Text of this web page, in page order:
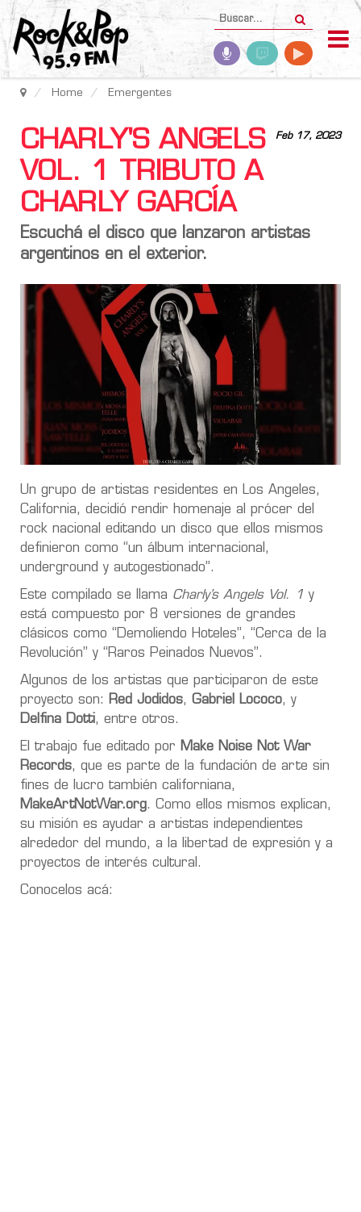
Home Emergentes
Feb 17, 2023
CHARLY'S ANGELS
VOL. 1 TRIBUTO A
CHARLY GARCÍA
Escuchá el disco que lanzaron artistas
argentinos en el exterior.
Un grupo de artistas residentes en Los Angeles,
California, decidió rendir homenaje al prócer del
rock nacional editando un disco que ellos mismos
definieron como “un álbum internacional,
underground y autogestionado”.
Este compilado se llama Charly’s Angels Vol. 1 y
está compuesto por 8 versiones de grandes
clásicos como “Demoliendo Hoteles”, “Cerca de la
Revolución” y “Raros Peinados Nuevos”.
Algunos de los artistas que participaron de este
proyecto son:
Red Jodidos, Gabriel Lococo, y
Delfina Dotti, entre otros.
El trabajo fue editado por
Make Noise Not War
Records, que es parte de la fundación de arte sin
fines de lucro también californiana,
MakeArtNotWar.org. Como ellos mismos explican,
su misión es ayudar a artistas independientes
alrededor del mundo, a la libertad de expresión y a
proyectos de interés cultural.
Conocelos acá: